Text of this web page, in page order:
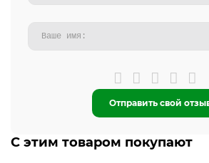
Отправить свой
С этим товаром покупают